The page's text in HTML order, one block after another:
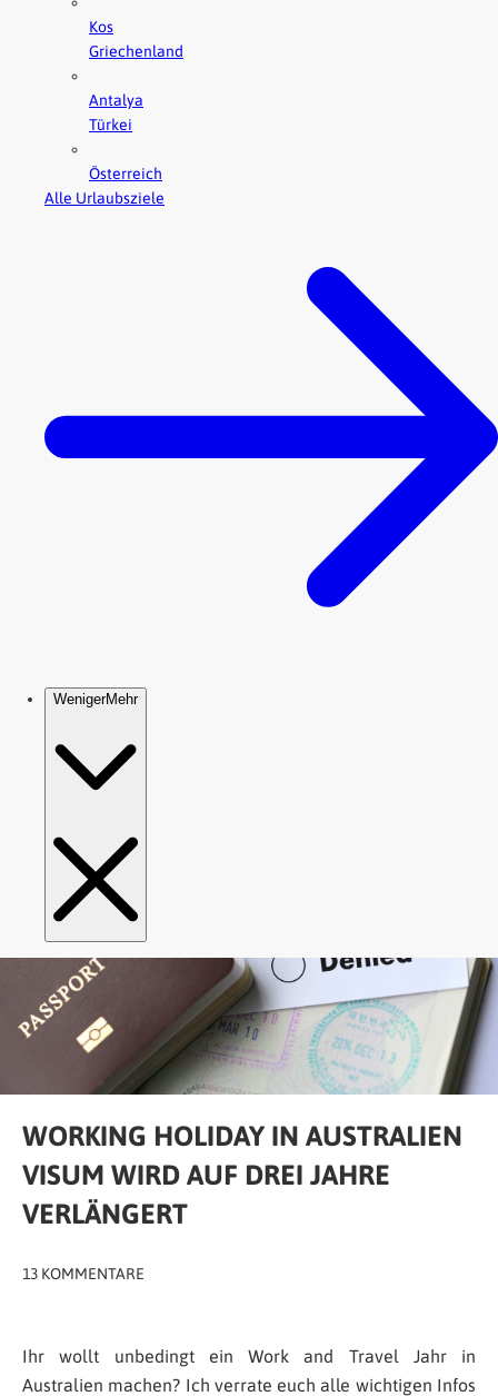
WORKING HOLIDAY IN AUSTRALIEN
VISUM WIRD AUF DREI JAHRE
VERLÄNGERT
13 KOMMENTARE
Ihr wollt unbedingt ein Work and Travel Jahr in
Australien machen? Ich verrate euch alle wichtigen Infos